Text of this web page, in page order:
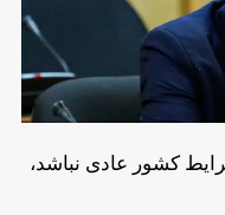
کشور عادی نباشد،